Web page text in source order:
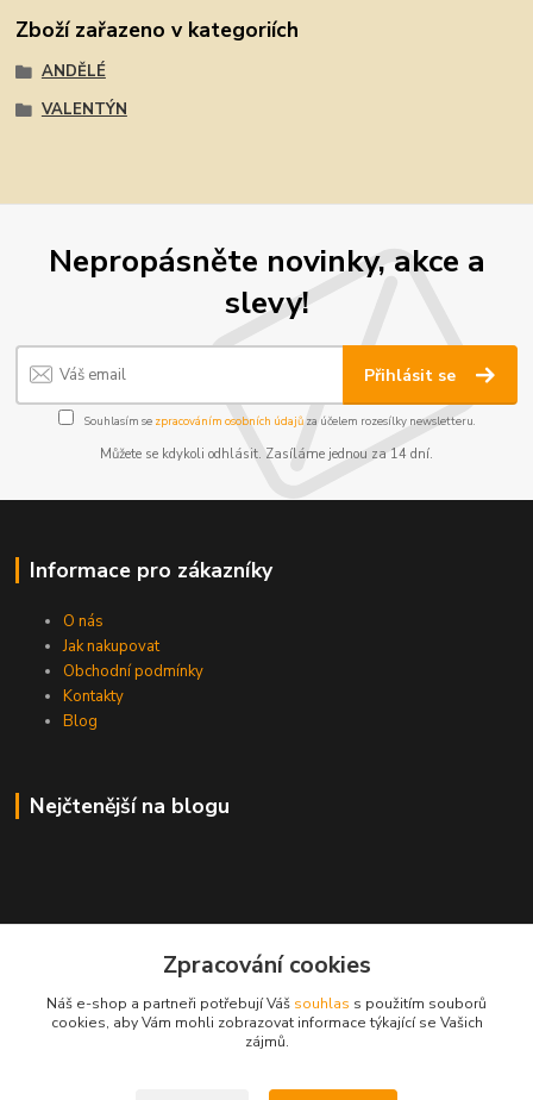
Zboží zařazeno v kategoriích
ANDĚLÉ
VALENTÝN
Nepropásněte novinky, akce a
slevy!
Přihlásit se
Souhlasím se zpracováním osobních údajůza účelem rozesílky newsletteru.
Můžete se kdykoli odhlásit. Zasíláme jednou za 14 dní.
Informace pro zákazníky
O nás
Jak nakupovat
Obchodní podmínky
Kontakty
Blog
Nejčtenější na blogu
+420 739 016 794
Zpracování cookies
Náš e-shop a partneři potřebují Váš souhlas s použitím souborů
cookies, aby Vám mohli zobrazovat informace týkající se Vašich
zájmů.